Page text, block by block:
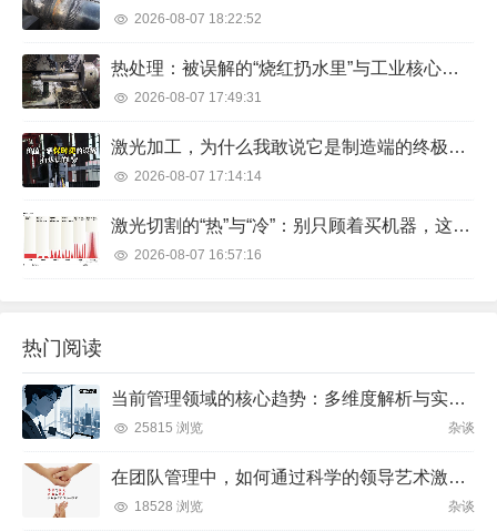
2026-08-07 18:22:52
热处理：被误解的“烧红扔水里”与工业核心秘密
2026-08-07 17:49:31
激光加工，为什么我敢说它是制造端的终极武器？
2026-08-07 17:14:14
激光切割的“热”与“冷”：别只顾着买机器，这些坑你踩过几个？
2026-08-07 16:57:16
热门阅读
当前管理领域的核心趋势：多维度解析与实践方向
25815 浏览 杂谈
在团队管理中，如何通过科学的领导艺术激发成员潜力并实现目标？
18528 浏览 杂谈